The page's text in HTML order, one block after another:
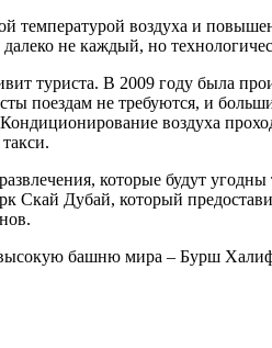
температурой воздуха и
не каждый, но
туриста. В 2009 году была
поездам не требуются, и
воздуха
которые будут
Скай Дубай, который
башню мира – Бурш